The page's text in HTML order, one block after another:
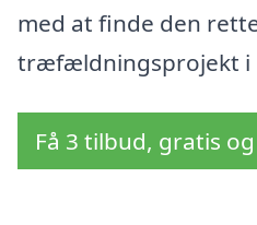
med at finde den
træfældningsprojekt i
Få 3 tilbud, gratis